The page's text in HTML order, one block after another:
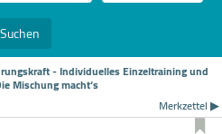
Suchen
- Individuelles Einzeltraining und
Mischung macht‘s
Merkzettel ▶